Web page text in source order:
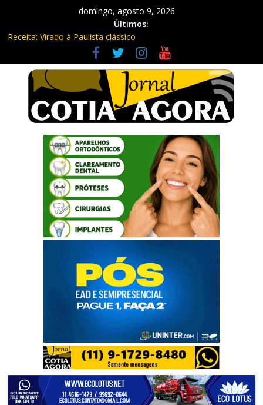
domingo, agosto 9, 2026
Últimos:
Receita: Virado à Paulista clássico
Ladrão de farmácia e procurado por maus-tratos são presos em
Vargem Grande Paulista
Cine Sustentável traz cinema ao ar livre e educação ambiental
para Vargem Grande
WhatsApp vai parar de funcionar em vários celulares antigos em
setembro
São Roque